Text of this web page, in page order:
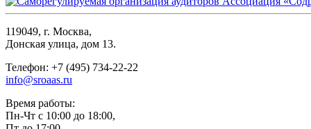
119049, г. Москва,
Донская улица, дом 13.
Телефон: +7 (495) 734-22-22
info@sroaas.ru
Время работы:
Пн-Чт с 10:00 до 18:00,